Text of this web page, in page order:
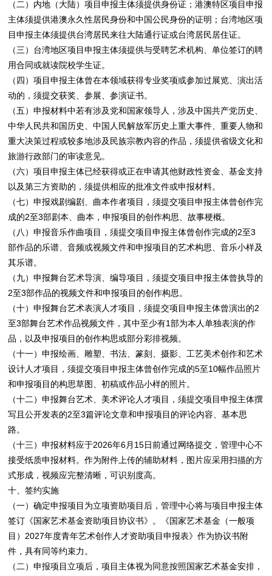
（二）内地（大陆）项目申报主体须提供身份证；港澳特区项目申报
主体须提供港澳永久性居民身份和中国公民身份的证明；台湾地区项
目申报主体须提供台湾居民来往大陆通行证或台湾居民居住证。
（三）台湾地区项目申报主体须提供与受聘艺术机构、单位签订的聘
用合同或就读院校学生证。
（四）项目申报主体曾在本领域获得专业奖项或参加过展览、演出活
动的，须提交获奖、参展、参演证书。
（五）申报材料中若有涉及党和国家领导人，涉及中国共产党历史、
中华人民共和国历史、中国人民解放军历史上重大事件、重要人物和
重大决策过程或较多地涉及民族宗教内容的作品，须提供省级文化和
旅游行政部门的审读意见。
（六）项目申报主体已经获得或正在申请其他财政性资金、基金支持
以及第三方资助的，须提供相应的批准文件或申报材料。
（七）申报戏剧编剧、曲本作者项目，须提交项目申报主体曾创作完
成的2至3部剧本、曲本，申报项目的创作构思、故事梗概。
（八）申报音乐作曲项目，须提交项目申报主体曾创作完成的2至3
部作品的乐谱、音频或视频文件和申报项目的艺术构思、音乐小样及
其乐谱。
（九）申报舞台艺术导演、编导项目，须提交项目申报主体曾执导的
2至3部作品的视频文件和申报项目的创作构思。
（十）申报舞台艺术表演人才项目，须提交项目申报主体曾演出的2
至3部舞台艺术作品视频文件，其中至少有1部为本人单独表演的作
品，以及申报项目的创作构思或部分彩排视频。
（十一）申报绘画、雕塑、书法、篆刻、摄影、工艺美术创作和艺术
设计人才项目，须提交项目申报主体曾创作完成的5至10幅作品照片
和申报项目的构思草图、初稿或作品小样的照片。
（十二）申报舞台艺术、美术评论人才项目，须提交项目申报主体撰
写且公开发表的2至3篇评论文章和申报项目的评论内容、基本思
路。
（十三）申报材料应于2026年6月15日前通过网络提交，管理中心不
接受纸质申报材料。作为附件上传的辅助材料，图片应采用扫描的方
式形成，视频应完整清晰，可识别度高。
十、签约实施
（一）确定申报项目为立项资助项目后，管理中心将与项目申报主体
签订《国家艺术基金资助项目协议书》。《国家艺术基金（一般项
目）2027年度青年艺术创作人才资助项目申报表》作为协议书附
件，具有同等约束力。
（二）申报项目立项后，项目主体视为同意按照国家艺术基金安排，